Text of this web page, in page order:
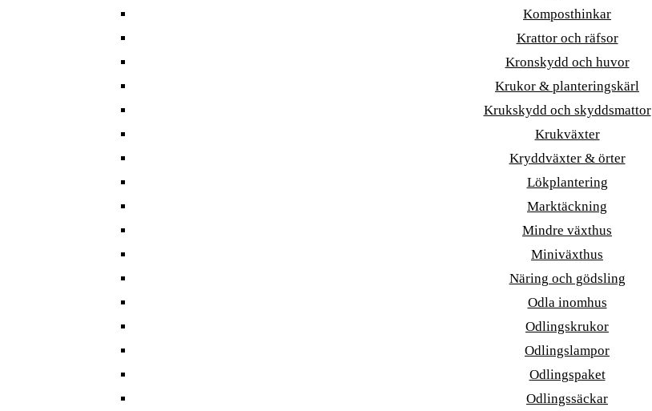
Komposthinkar
Krattor och räfsor
Kronskydd och huvor
Krukor & planteringskärl
Krukskydd och skyddsmattor
Krukväxter
Kryddväxter & örter
Lökplantering
Marktäckning
Mindre växthus
Miniväxthus
Näring och gödsling
Odla inomhus
Odlingskrukor
Odlingslampor
Odlingspaket
Odlingssäckar